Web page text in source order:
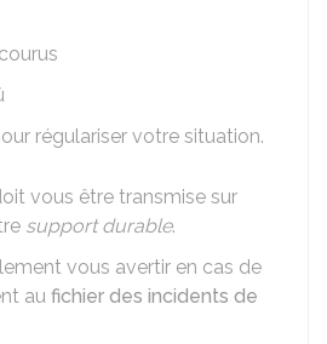
régulariser votre situation.
vous être transmise sur
support durable.
vous avertir en cas de
au fichier des incidents de